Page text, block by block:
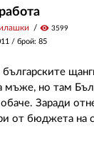
visibility 3599
/ брой: 85
мъже, но там
Заради
от бюджета на